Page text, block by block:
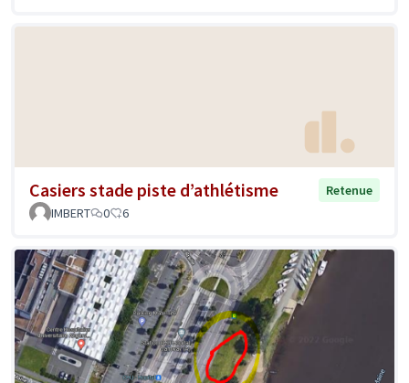
Casiers stade piste d’athlétisme
Retenue
IMBERT
0 6